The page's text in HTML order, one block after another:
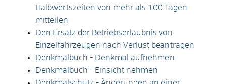
Halbwertszeiten von mehr als 100 Tagen
mitteilen
Den Ersatz der Betriebserlaubnis von
Einzelfahrzeugen nach Verlust beantragen
Denkmalbuch - Denkmal aufnehmen
Denkmalbuch - Einsicht nehmen